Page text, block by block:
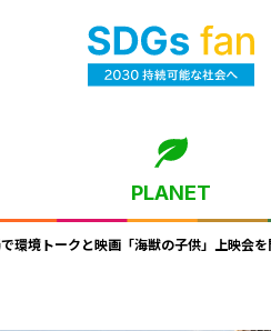
PLANET
環境トークと映画「海獣の子供」上映会を